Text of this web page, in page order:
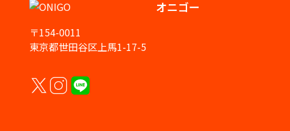
オニゴー
〒154-0011
東京都世田谷区上馬1-17-5